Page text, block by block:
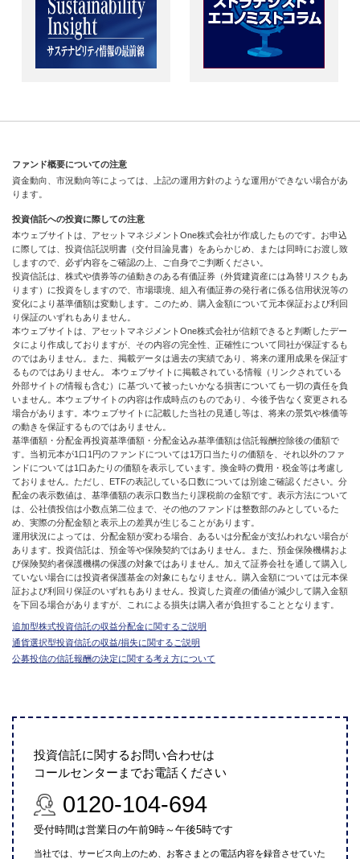
ファンド概要についての注意
資金動向、市況動向等によっては、上記の運用方針のような運用ができない場合があ
ります。
投資信託への投資に際しての注意
本ウェブサイトは、アセットマネジメントOne株式会社が作成したものです。お申込
に際しては、投資信託説明書（交付目論見書）をあらかじめ、または同時にお渡し致
しますので、必ず内容をご確認の上、ご自身でご判断ください。
投資信託は、株式や債券等の値動きのある有価証券（外貨建資産には為替リスクもあ
ります）に投資をしますので、市場環境、組入有価証券の発行者に係る信用状況等の
変化により基準価額は変動します。このため、購入金額について元本保証および利回
り保証のいずれもありません。
本ウェブサイトは、アセットマネジメントOne株式会社が信頼できると判断したデー
タにより作成しておりますが、その内容の完全性、正確性について同社が保証するも
のではありません。また、掲載データは過去の実績であり、将来の運用成果を保証す
るものではありません。 本ウェブサイトに掲載されている情報（リンクされている
外部サイトの情報も含む）に基づいて被ったいかなる損害についても一切の責任を負
いません。本ウェブサイトの内容は作成時点のものであり、今後予告なく変更される
場合があります。本ウェブサイトに記載した当社の見通し等は、将来の景気や株価等
の動きを保証するものではありません。
基準価額・分配金再投資基準価額・分配金込み基準価額は信託報酬控除後の価額で
す。当初元本が1口1円のファンドについては1万口当たりの価額を、それ以外のファ
ンドについては1口あたりの価額を表示しています。換金時の費用・税金等は考慮し
ておりません。ただし、ETFの表記している口数については別途ご確認ください。分
配金の表示数値は、基準価額の表示口数当たり課税前の金額です。表示方法について
は、公社債投信は小数点第二位まで、その他のファンドは整数部のみとしているた
め、実際の分配金額と表示上の差異が生じることがあります。
運用状況によっては、分配金額が変わる場合、あるいは分配金が支払われない場合が
あります。投資信託は、預金等や保険契約ではありません。また、預金保険機構およ
び保険契約者保護機構の保護の対象ではありません。加えて証券会社を通して購入し
ていない場合には投資者保護基金の対象にもなりません。購入金額については元本保
証および利回り保証のいずれもありません。投資した資産の価値が減少して購入金額
を下回る場合がありますが、これによる損失は購入者が負担することとなります。
追加型株式投資信託の収益分配金に関するご説明
通貨選択型投資信託の収益/損失に関するご説明
公募投信の信託報酬の決定に関する考え方について
投資信託に関するお問い合わせは
コールセンターまでお電話ください
0120-104-694
受付時間は営業日の午前9時～午後5時です
当社では、サービス向上のため、お客さまとの電話内容を録音させていた